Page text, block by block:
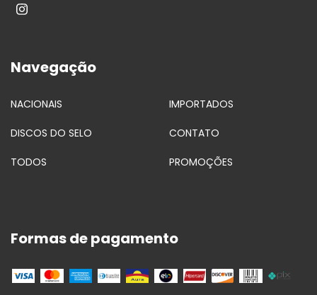
Navegação
NACIONAIS IMPORTADOS
DISCOS DO SELO CONTATO
TODOS PROMOÇÕES
Formas de pagamento